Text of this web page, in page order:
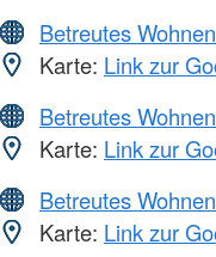
Betreutes Wohnen
Karte: Link zur
Betreutes Wohnen
Karte: Link zur
Betreutes Wohnen
Karte: Link zur